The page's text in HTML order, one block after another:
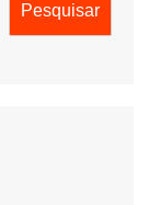
Pesquisar